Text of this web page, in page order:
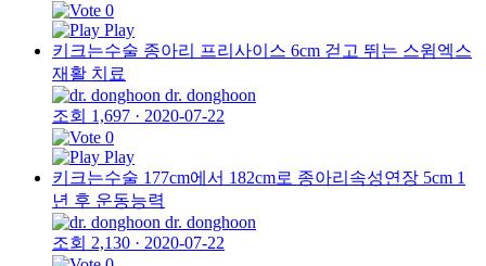
0
Play
키크는수술 종아리 프리사이스 6cm 걷고 뛰는 스윔엑스
재활 치료
dr. donghoon
조회 1,697 · 2020-07-22
0
Play
키크는수술 177cm에서 182cm로 종아리속성연장 5cm 1
년 후 운동능력
dr. donghoon
조회 2,130 · 2020-07-22